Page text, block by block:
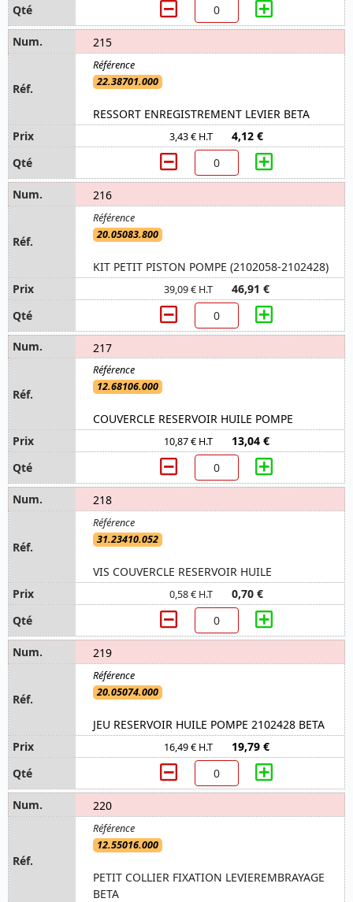
215
22.38701.000
RESSORT ENREGISTREMENT LEVIER BETA
3,43 € H.T 4,12 €
216
20.05083.800
KIT PETIT PISTON POMPE (2102058-2102428)
39,09 € H.T 46,91 €
217
12.68106.000
COUVERCLE RESERVOIR HUILE POMPE
10,87 € H.T 13,04 €
218
31.23410.052
VIS COUVERCLE RESERVOIR HUILE
0,58 € H.T 0,70 €
219
20.05074.000
JEU RESERVOIR HUILE POMPE 2102428 BETA
16,49 € H.T 19,79 €
220
12.55016.000
PETIT COLLIER FIXATION LEVIEREMBRAYAGE
BETA